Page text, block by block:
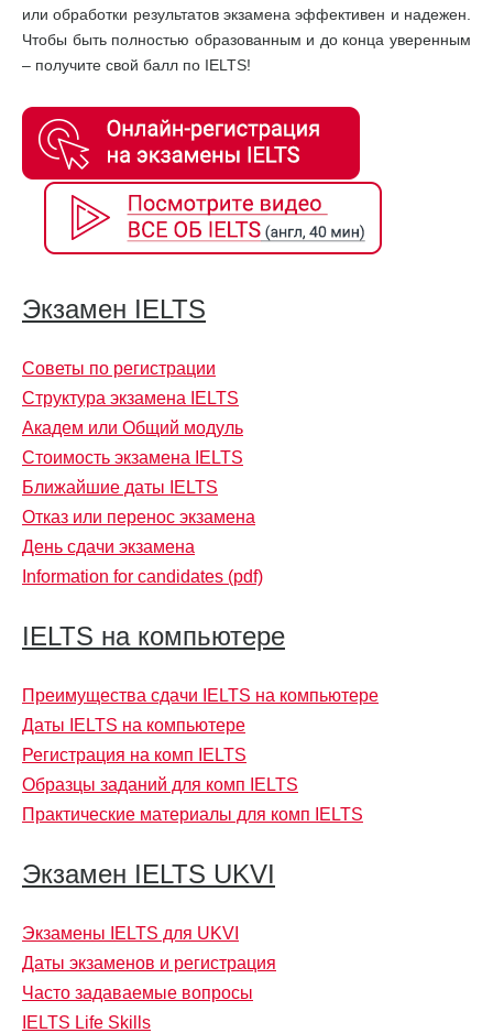
или обработки результатов экзамена эффективен и надежен.
Чтобы быть полностью образованным и до конца уверенным
– получите свой балл по IELTS!
Экзамен IELTS
Советы по регистрации
Структура экзамена IELTS
Академ или Общий модуль
Стоимость экзамена IELTS
Ближайшие даты IELTS
Отказ или перенос экзамена
День сдачи экзамена
Information for candidates (pdf)
IELTS на компьютере
Преимущества сдачи IELTS на компьютере
Даты IELTS на компьютере
Регистрация на комп IELTS
Образцы заданий для комп IELTS
Практические материалы для комп IELTS
Экзамен IELTS UKVI
Экзамены IELTS для UKVI
Даты экзаменов и регистрация
Часто задаваемые вопросы
IELTS Life Skills